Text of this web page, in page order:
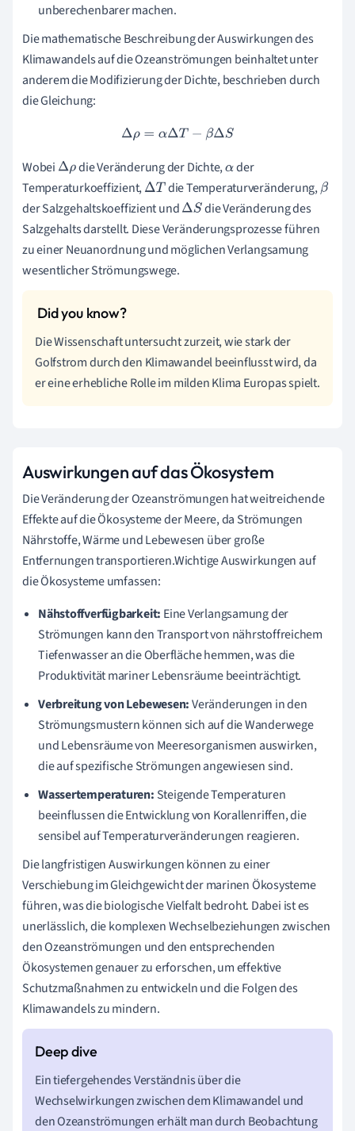
unberechenbarer machen.
Die mathematische Beschreibung der Auswirkungen des
Klimawandels auf die Ozeanströmungen beinhaltet unter
anderem die Modifizierung der Dichte, beschrieben durch
die Gleichung:
Δρ =αΔT− βΔ S
Wobei Δρ die Veränderung der Dichte,α der
Temperaturkoeffizient,ΔT die Temperaturveränderung,β
der Salzgehaltskoeffizient undΔS die Veränderung des
Salzgehalts darstellt. Diese Veränderungsprozesse führen
zu einer Neuanordnung und möglichen Verlangsamung
wesentlicher Strömungswege.
Die Wissenschaft untersucht zurzeit, wie stark der
Golfstrom durch den Klimawandel beeinflusst wird, da
er eine erhebliche Rolle im milden Klima Europas spielt.
Auswirkungen auf das Ökosystem
Die Veränderung der Ozeanströmungen hat weitreichende
Effekte auf die Ökosysteme der Meere, da Strömungen
Nährstoffe, Wärme und Lebewesen über große
Entfernungen transportieren.Wichtige Auswirkungen auf
die Ökosysteme umfassen:
Nähstoffverfügbarkeit: Eine Verlangsamung der
Strömungen kann den Transport von nährstoffreichem
Tiefenwasser an die Oberfläche hemmen, was die
Produktivität mariner Lebensräume beeinträchtigt.
Verbreitung von Lebewesen:Veränderungen in den
Strömungsmustern können sich auf die Wanderwege
und Lebensräume von Meeresorganismen auswirken,
die auf spezifische Strömungen angewiesen sind.
Wassertemperaturen: Steigende Temperaturen
beeinflussen die Entwicklung von Korallenriffen, die
sensibel auf Temperaturveränderungen reagieren.
Die langfristigen Auswirkungen können zu einer
Verschiebung im Gleichgewicht der marinen Ökosysteme
führen, was die biologische Vielfalt bedroht. Dabei ist es
unerlässlich, die komplexen Wechselbeziehungen zwischen
den Ozeanströmungen und den entsprechenden
Ökosystemen genauer zu erforschen, um effektive
Schutzmaßnahmen zu entwickeln und die Folgen des
Klimawandels zu mindern.
Ein tiefergehendes Verständnis über die
Wechselwirkungen zwischen dem Klimawandel und
den Ozeanströmungen erhält man durch Beobachtung